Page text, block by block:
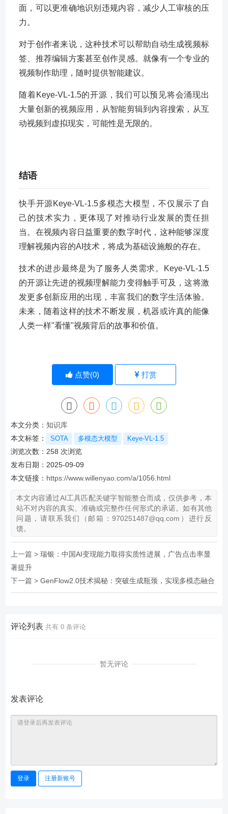
面，可以更准确地识别违规内容，减少人工审核的压
力。
对于创作者来说，这种技术可以帮助自动生成视频标
签、推荐编辑方案甚至创作灵感。就像有一个专业的
视频制作助理，随时提供智能建议。
随着Keye-VL-1.5的开源，我们可以预见将会涌现出
大量创新的视频应用，从智能剪辑到内容搜索，从互
动视频到虚拟现实，可能性是无限的。
结语
快手开源Keye-VL-1.5多模态大模型，不仅展示了自
己的技术实力，更体现了对推动行业发展的责任担
当。在视频内容日益重要的数字时代，这种能够深度
理解视频内容的AI技术，将成为基础设施般的存在。
技术的进步最终是为了服务人类需求。Keye-VL-1.5
的开源让先进的视频理解能力变得触手可及，这将激
发更多创新应用的出现，丰富我们的数字生活体验。
未来，随着这样的技术不断发展，机器或许真的能像
人类一样"看懂"视频背后的故事和价值。
点赞(0) 打赏
本文分类： 知识库
本文标签：
SOTA 多模态大模型 Keye-VL-1.5
浏览次数： 258 次浏览
发布日期：2025-09-09
本文链接： https://www.willenyao.com/a/1056.html
本文内容通过AI工具匹配关键字智能整合而成，仅供参考，本
站不对内容的真实、准确或完整作任何形式的承诺。如有其他
问题，请联系我们（邮箱：970251487@qq.com）进行反
馈。
上一篇 > 瑞银：中国AI变现能力取得实质性进展，广告点击率显
著提升
下一篇 > GenFlow2.0技术揭秘：突破生成瓶颈，实现多模态融合
评论列表 共有 0 条评论
暂无评论
发表评论
登录 注册新账号